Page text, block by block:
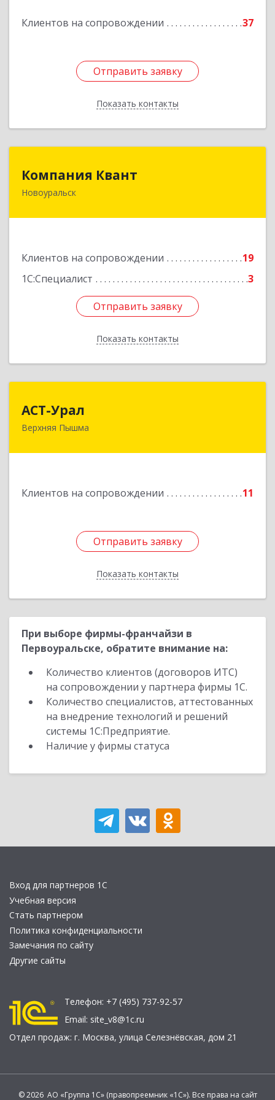
Клиентов на сопровождении 37
Отправить заявку
Показать контакты
Отправить заявку
Назад
Компания Квант
Новоуральск
Клиентов на сопровождении
19
1С:Специалист
3
Отправить заявку
Показать контакты
624130, Свердловская обл, Новоуральск г,
Отправить заявку
Назад
АСТ-Урал
Верхняя Пышма
Клиентов на сопровождении 11
Отправить заявку
Показать контакты
624090, Свердловская обл, Верхняя Пышма г,
Отправить заявку
Назад
При выборе фирмы-франчайзи в
Первоуральске, обратите внимание на:
Количество клиентов (договоров ИТС)
на сопровождении у партнера фирмы 1С.
Количество специалистов, аттестованных
на внедрение технологий и решений
системы 1С:Предприятие.
Наличие у фирмы статуса
Вход для партнеров 1С
Учебная версия
Стать партнером
Политика конфиденциальности
Замечания по сайту
Другие сайты
Телефон: +7 (495) 737-92-57
Email: site_v8@1c.ru
Отдел продаж: г. Москва, улица Селезнёвская, дом 21
© 2026 АО «Группа 1С» (правопреемник «1С»). Все права на сайт